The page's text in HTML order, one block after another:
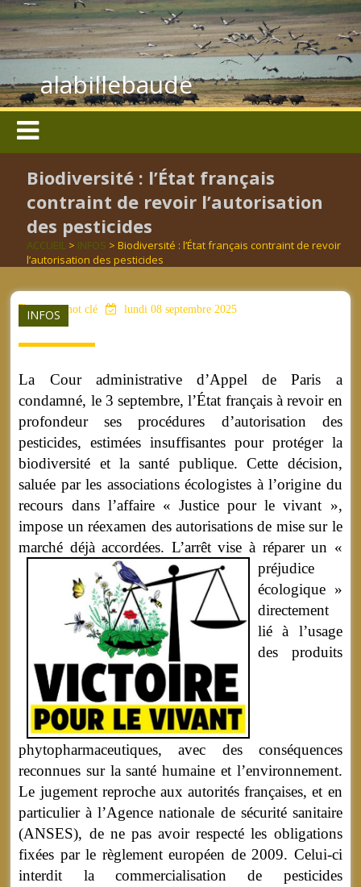
alabillebaude
Biodiversité : l’État français
contraint de revoir l’autorisation
des pesticides
ACCUEIL > INFOS > Biodiversité : l’État français contraint de revoir
l’autorisation des pesticides
INFOS
aucun mot clé lundi 08 septembre 2025
La Cour administrative d’Appel de Paris a
condamné, le 3 septembre, l’État français à revoir en
profondeur ses procédures d’autorisation des
pesticides, estimées insuffisantes pour protéger la
biodiversité et la santé publique. Cette décision,
saluée par les associations écologistes à l’origine du
recours dans l’affaire « Justice pour le vivant »,
impose un réexamen des autorisations de mise sur le
marché déjà accordées. L’arrêt vise à réparer un «
préjudice
écologique »
directement
lié à l’usage
des produits
phytopharmaceutiques, avec des conséquences
reconnues sur la santé humaine et l’environnement.
Le jugement reproche aux autorités françaises, et en
particulier à l’Agence nationale de sécurité sanitaire
(ANSES), de ne pas avoir respecté les obligations
fixées par le règlement européen de 2009. Celui-ci
interdit la commercialisation de pesticides